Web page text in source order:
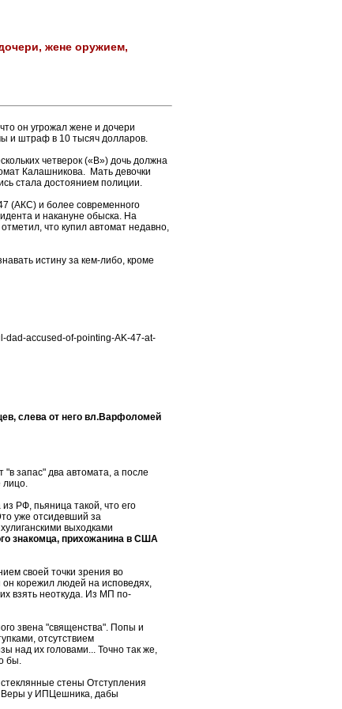
жене оружием,
он угрожал жене и дочери
и штраф в 10 тысяч долларов.
четверок («В») дочь должна
Калашникова. Мать девочки
стала достоянием полиции.
(АКС) и более современного
и накануне обыска. На
что купил автомат недавно,
истину за кем-либо, кроме
dad-accused-of-pointing-AK-47-at-
слева от него вл.Варфоломей
"в запас" два автомата, а после
лицо.
РФ, пьяница такой, что его
уже отсидевший за
выходками
знакомца, прихожанина в США
своей точки зрения во
он корежил людей на исповедях,
взять неоткуда. Из МП по-
звена "священства". Попы и
отсутствием
над их головами... Точно так же,
бы.
стены Отступления
Веры у ИПЦешника, дабы